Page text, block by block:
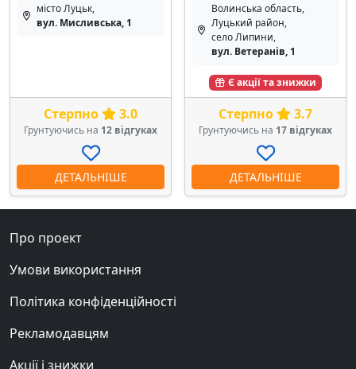
місто Луцьк,
вул. Мисливська, 1
Стерпно 3.0
Грунтуючись на 12 відгуках
ДЕТАЛЬНІШЕ
Волинська область,
Луцький район,
село Липини,
вул. Ветеранів, 1
Є акції та знижки
Стерпно 3.7
Грунтуючись на 17 відгуках
ДЕТАЛЬНІШЕ
Про проект
Умови використання
Політика конфіденційності
Рекламодавцям
Акції і знижки